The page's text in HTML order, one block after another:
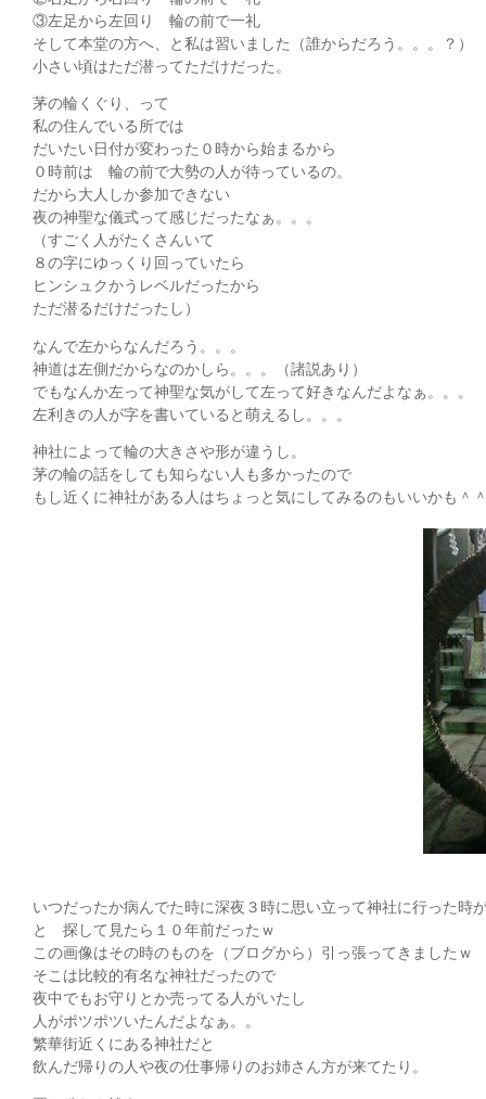
③左足から左回り 輪の前で一礼
そして本堂の方へ、と私は習いました（誰からだろう。。。？）
小さい頃はただ潜ってただけだった。
茅の輪くぐり、って
私の住んでいる所では
だいたい日付が変わった０時から始まるから
０時前は 輪の前で大勢の人が待っているの。
だから大人しか参加できない
夜の神聖な儀式って感じだったなぁ。。。
（すごく人がたくさんいて
８の字にゆっくり回っていたら
ヒンシュクかうレベルだったから
ただ潜るだけだったし）
なんで左からなんだろう。。。
神道は左側だからなのかしら。。。（諸説あり）
でもなんか左って神聖な気がして左って好きなんだよなぁ。。。
左利きの人が字を書いていると萌えるし。。。
神社によって輪の大きさや形が違うし。
茅の輪の話をしても知らない人も多かったので
もし近くに神社がある人はちょっと気にしてみるのもいいかも＾
いつだったか病んでた時に深夜３時に思い立って神社に行った時
と 探して見たら１０年前だったｗ
この画像はその時のものを（ブログから）引っ張ってきましたｗ
そこは比較的有名な神社だったので
夜中でもお守りとか売ってる人がいたし
人がポツポツいたんだよなぁ。。
繁華街近くにある神社だと
飲んだ帰りの人や夜の仕事帰りのお姉さん方が来てたり。